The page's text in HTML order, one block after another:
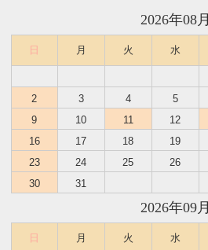
2026年08月
日 月 火 水
2
3 4 5
9
10 11 12
16
17 18 19
23
24 25 26
30
31
2026年09月
日 月 火 水